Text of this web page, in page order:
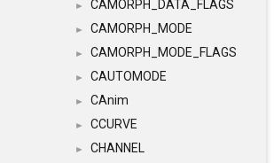
► CAMORPH_DATA_FLAGS
► CAMORPH_MODE
► CAMORPH_MODE_FLAGS
► CAUTOMODE
► CAnim
► CCURVE
► CHANNEL